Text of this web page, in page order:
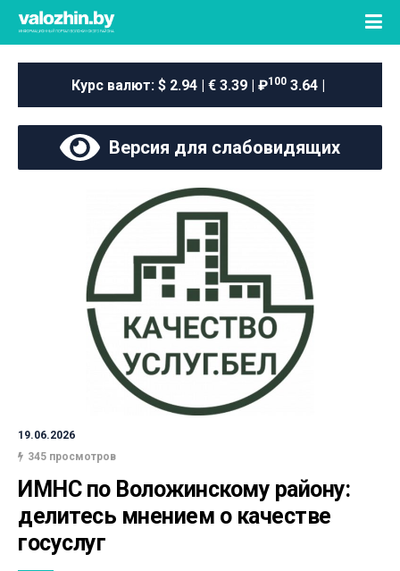
Курс валют: $ 2.94 | € 3.39 | ₽100 3.64 |
Версия для слабовидящих
19.06.2026
345 просмотров
ИМНС по Воложинскому району:
делитесь мнением о качестве
госуслуг